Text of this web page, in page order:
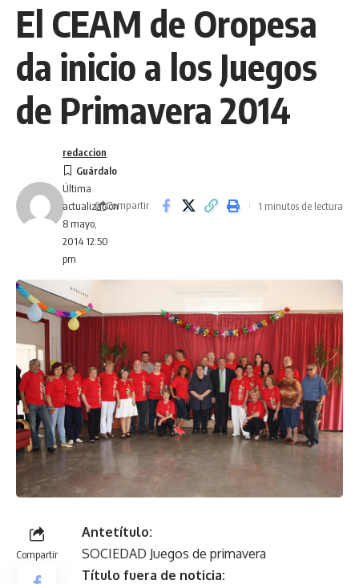
El CEAM de Oropesa
da inicio a los Juegos
de Primavera 2014
Última
actualización
8 mayo,
2014 12:50
pm
redaccion
Compartir 1 minutos de lectura
Compartir
Antetítulo:
SOCIEDAD Juegos de primavera
Título fuera de noticia: